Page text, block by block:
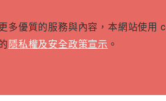
多優質的服務與內容，本網站使用
隱私權及安全政策宣示 。